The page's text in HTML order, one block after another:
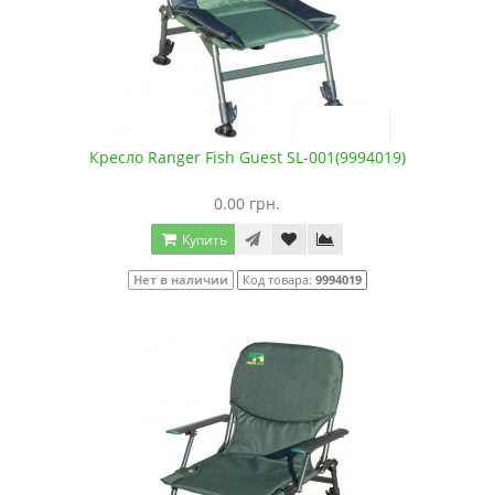
Кресло Ranger Fish Guest SL-001(9994019)
0.00 грн.
Купить
Нет в наличии Код товара: 9994019